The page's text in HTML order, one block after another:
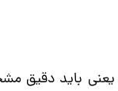
یعنی باید